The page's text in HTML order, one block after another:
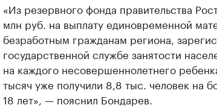
«Из резервного фонда правительства
млн руб. на выплату единовременной
безработным гражданам региона,
государственной службе занятости
на каждого несовершеннолетнего
тысяч уже получили 8,8 тыс. человек на
18 лет», — пояснил Бондарев.